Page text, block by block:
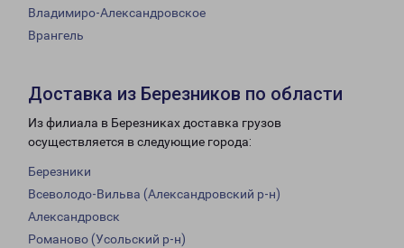
Владимиро-Александровское
Врангель
Доставка из Березников по области
Из филиала в Березниках доставка грузов
осуществляется в следующие города:
Березники
Всеволодо-Вильва (Александровский р-н)
Александровск
Романово (Усольский р-н)